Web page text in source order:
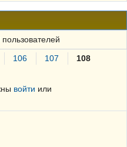
пользователей
106 107
108
войти или